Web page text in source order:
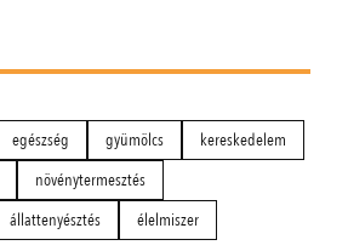
egészség gyümölcs
kereskedelem
növénytermesztés
állattenyésztés élelmiszer